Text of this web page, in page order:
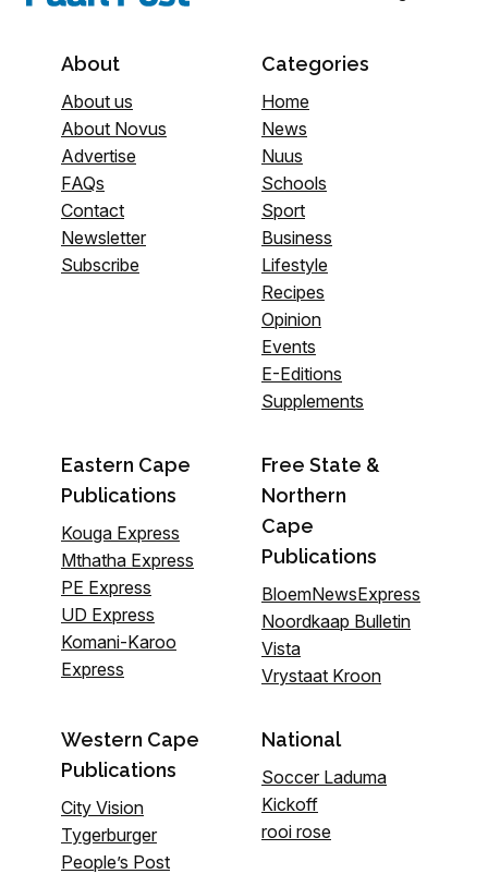
About
About us
About Novus
Advertise
FAQs
Contact
Newsletter
Subscribe
Categories
Home
News
Nuus
Schools
Sport
Business
Lifestyle
Recipes
Opinion
Events
E-Editions
Supplements
Eastern Cape
Publications
Kouga Express
Mthatha Express
PE Express
UD Express
Komani-Karoo
Express
Free State &
Northern
Cape
Publications
BloemNewsExpress
Noordkaap Bulletin
Vista
Vrystaat Kroon
Western Cape
Publications
City Vision
Tygerburger
People’s Post
National
Soccer Laduma
Kickoff
rooi rose